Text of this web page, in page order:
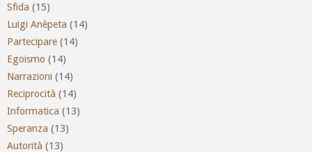
Sfida (15)
Luigi Anèpeta (14)
Partecipare (14)
Egoismo (14)
Narrazioni (14)
Reciprocità (14)
Informatica (13)
Speranza (13)
Autorità (13)